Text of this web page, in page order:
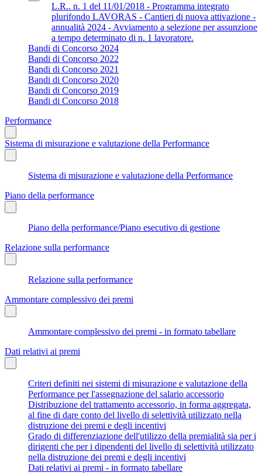
L.R.. n. 1 del 11/01/2018 - Programma integrato
plurifondo LAVORAS - Cantieri di nuova attivazione -
annualità 2024 - Avviamento a selezione per assunzione
a tempo determinato di n. 1 lavoratore.
Bandi di Concorso 2024
Bandi di Concorso 2022
Bandi di Concorso 2021
Bandi di Concorso 2020
Bandi di Concorso 2019
Bandi di Concorso 2018
Performance
Sistema di misurazione e valutazione della Performance
Sistema di misurazione e valutazione della Performance
Piano della performance
Piano della performance/Piano esecutivo di gestione
Relazione sulla performance
Relazione sulla performance
Ammontare complessivo dei premi
Ammontare complessivo dei premi - in formato tabellare
Dati relativi ai premi
Criteri definiti nei sistemi di misurazione e valutazione della
Performance per l'assegnazione del salario accessorio
Distribuzione del trattamento accessorio, in forma aggregata,
al fine di dare conto del livello di selettività utilizzato nella
distruzione dei premi e degli incentivi
Grado di differenziazione dell'utilizzo della premialità sia per i
dirigenti che per i dipendenti del livello di selettività utilizzato
nella distruzione dei premi e degli incentivi
Dati relativi ai premi - in formato tabellare